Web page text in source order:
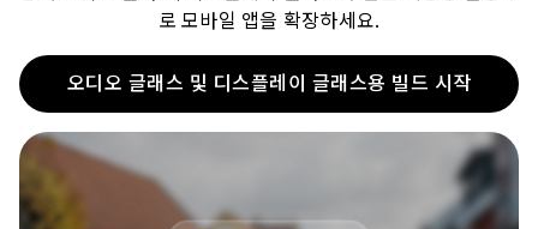
로 모바일 앱을 확장하세요.
오디오 글래스 및 디스플레이 글래스용 빌드 시작